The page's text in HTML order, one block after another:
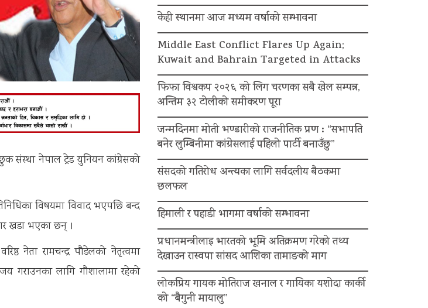
संस्था नेपाल ट्रेड युनियन कांग्रेसको
विषयमा विवाद भएपछि बन्द
खडा भएका छन् ।
नेता रामचन्द्र पौडेलको नेतृत्वमा
गराउनका लागि गौशालामा रहेको
केही स्थानमा आज मध्यम वर्षाको सम्भावना
Middle East Conflict Flares Up Again;
Kuwait and Bahrain Targeted in Attacks
फिफा विश्वकप २०२६ को लिग चरणका सबै खेल सम्पन्न,
अन्तिम ३२ टोलीको समीकरण पूरा
जन्मदिनमा मोती भण्डारीको राजनीतिक प्रण : “सभापति
बनेर लुम्बिनीमा कांग्रेसलाई पहिलो पार्टी बनाउँछु”
संसदको गतिरोध अन्त्यका लागि सर्वदलीय बैठकमा
छलफल
हिमाली र पहाडी भागमा वर्षाको सम्भावना
प्रधानमन्त्रीलाइ भारतको भूमि अतिक्रमण गरेको तथ्य
देखाउन रास्वपा सांसद आशिका तामाङको माग
लोकप्रिय गायक मोतिराज खनाल र गायिका यशोदा कार्की
को “बैगुनी मायालु”